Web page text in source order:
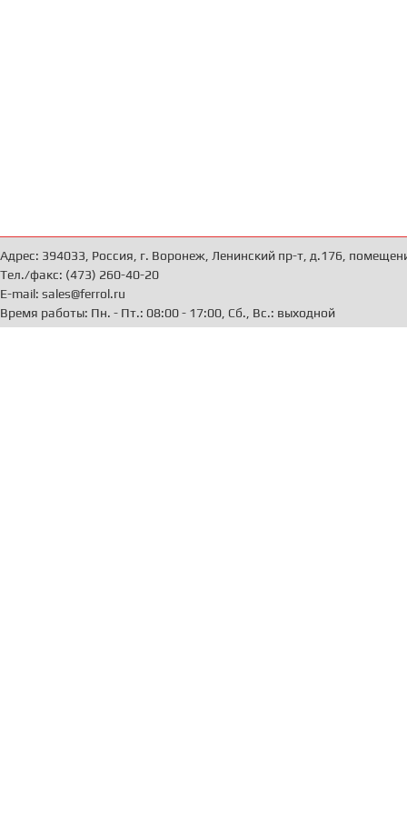
Адрес: 394033, Россия, г. Воронеж, Ленинский пр-т, д.176,
Тел./факс: (473) 260-40-20
E-mail: sales@ferrol.ru
Время работы: Пн. - Пт.: 08:00 - 17:00, Сб., Вс.: выходной